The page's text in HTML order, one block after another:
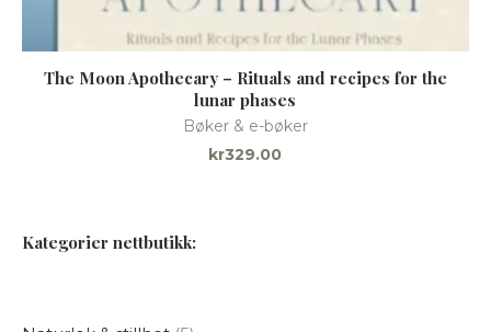
The Moon Apothecary – Rituals and recipes for the
lunar phases
Bøker & e-bøker
kr329.00
Kategorier nettbutikk: